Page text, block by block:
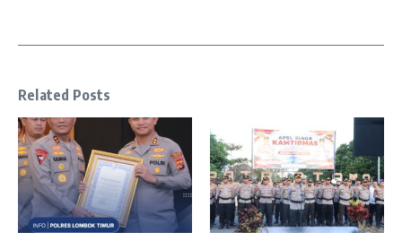
Related Posts